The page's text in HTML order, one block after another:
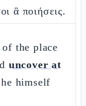
ἃ ποιήσεις.
the place
uncover at
himself